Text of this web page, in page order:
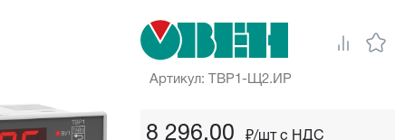
Артикул: ТВР1-Щ2.ИР
8 296,00 ₽/шт c НДС